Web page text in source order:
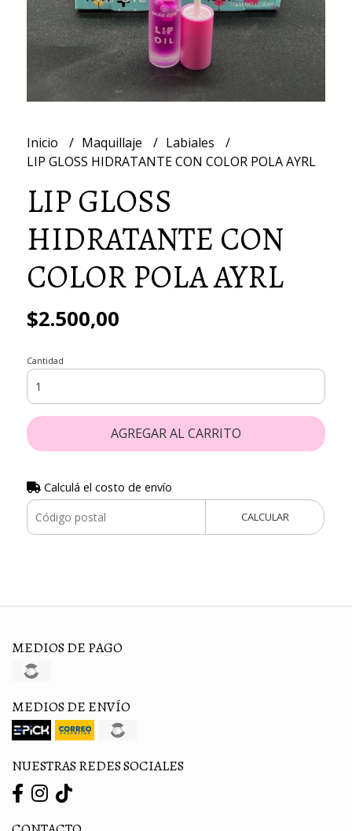
Inicio Maquillaje
Labiales
LIP GLOSS HIDRATANTE CON COLOR POLA AYRL
LIP GLOSS
HIDRATANTE CON
COLOR POLA AYRL
$2.500,00
Cantidad
AGREGAR AL CARRITO
Calculá el costo de envío
CALCULAR
MEDIOS DE PAGO
MEDIOS DE ENVÍO
NUESTRAS REDES SOCIALES